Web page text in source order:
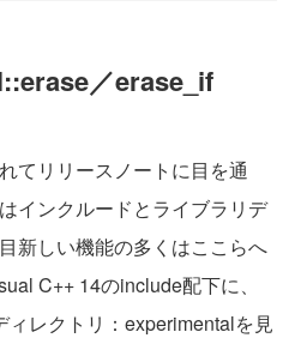
／erase_if
てリリースノートに目を通
インクルードとライブラリデ
新しい機能の多くはここらへ
C++ 14のinclude配下に、
ィレクトリ：experimentalを見